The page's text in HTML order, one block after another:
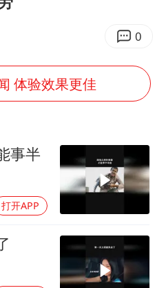
规划馆现“阴间座椅”字样
韩国每3辆新上牌电车就有1辆来自中国
风来袭 是否会相互影响
李亚鹏向地铁吐血女孩捐99999元
近照曝光
经济展现强大韧性和活力
0
体验效果更佳
事半
打开APP